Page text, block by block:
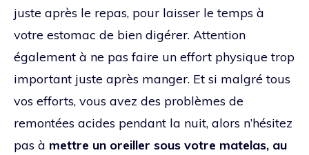
juste après le repas, pour laisser le temps à
votre estomac de bien digérer. Attention
également à ne pas faire un effort physique trop
important juste après manger. Et si malgré tous
vos efforts, vous avez des problèmes de
remontées acides pendant la nuit, alors n’hésitez
pas à mettre un oreiller sous votre matelas, au